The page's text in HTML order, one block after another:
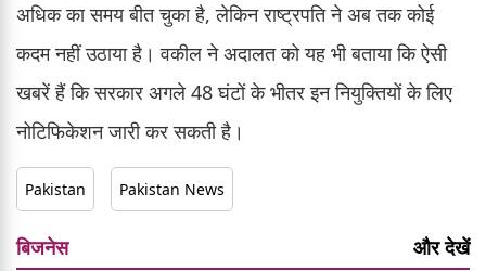
अधिक का समय बीत चुका है, लेकिन राष्ट्रपति ने अब तक कोई
कदम नहीं उठाया है। वकील ने अदालत को यह भी बताया कि ऐसी
खबरें हैं कि सरकार अगले 48 घंटों के भीतर इन नियुक्तियों के लिए
नोटिफिकेशन जारी कर सकती है।
Pakistan Pakistan News
बिजनेस और देखें